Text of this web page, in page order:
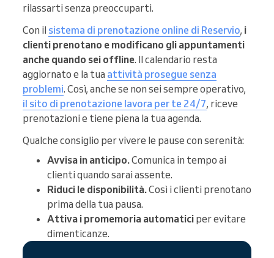
rilassarti senza preoccuparti.
Con il sistema di prenotazione online di Reservio, i
clienti prenotano e modificano gli appuntamenti
anche quando sei offline. Il calendario resta
aggiornato e la tua attività prosegue senza
problemi. Così, anche se non sei sempre operativo,
il sito di prenotazione lavora per te 24/7, riceve
prenotazioni e tiene piena la tua agenda.
Qualche consiglio per vivere le pause con serenità:
Avvisa in anticipo.Comunica in tempo ai
clienti quando sarai assente.
Riduci le disponibilità.Così i clienti prenotano
prima della tua pausa.
Attiva i promemoria automatici per evitare
dimenticanze.